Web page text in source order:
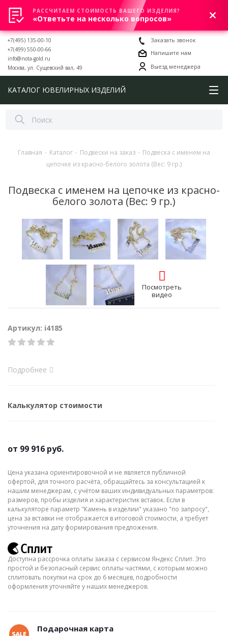
0
+7(495) 135-00-10
+7(499) 550-00-66
info@nota-gold.ru
Москва, ул. Сущевский вал, 49
Заказать звонок
Напишите нам
Выезд менеджера
КАТАЛОГ ЮВЕЛИРНЫХ ИЗДЕЛИЙ
Главная - Каталог - Подвески на заказ - Подвеска с именем на
цепочке из красно-белого золота (Вес: 9 гр.)
Подвеска с именем на цепочке из красно-
белого золота (Вес: 9 гр.)
Посмотреть
видео
Артикул: i4185
Подробнее
Калькулятор стоимости
от 99 916 руб.
Цена указана ориентировочной и не является публичной
офертой, для точного расчёта, обращайтесь за консультацией к
нашим менеджерам, с учётом ваших индивидуальных параметров:
размеров, пробы изделия и характеристик вставок. Если в
калькуляторе параметр "Камень в изделии" указано "по запросу",
цена за вставки не отображается в итоговой стоимости, а требует
уточнения на дату формирования предложения.
Доступна рассрочка оплаты заказа с сервисом Яндекс Сплит. Это
простой и безопасный сервис оплаты частями, с которым можно
сплитовать покупки на срок до 6 месяцев, подробности
оформления уточняйте у наших менеджеров.
Подарочная карта
РАССЧИТАЕМ СТОИМОСТЬ ВАШЕГО ИЗДЕЛИЯ?
«Ответьте на несколько вопросов»